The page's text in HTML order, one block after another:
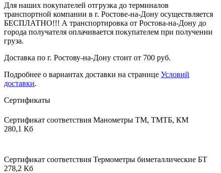
Для наших покупателей отгрузка до терминалов
транспортной компании в г. Ростове-на-Дону осуществляется
БЕСПЛАТНО!!! А транспортировка от Ростова-на-Дону до
города получателя оплачивается покупателем при получении
груза.
Доставка по г. Ростову-на-Дону стоит от 700 руб.
Подробнее о вариантах доставки на странице Условий
доставки.
Сертификаты
Сертификат соответствия Манометры ТМ, ТМТБ, КМ
280,1 Кб
Сертификат соответствия Термометры биметаллические БТ
278,2 Кб